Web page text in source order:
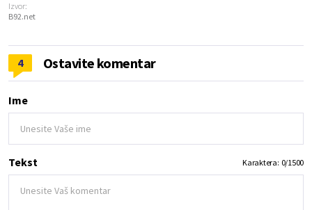
Izvor:
B92.net
4 Ostavite komentar
Ime
Tekst Karaktera: 0/1500